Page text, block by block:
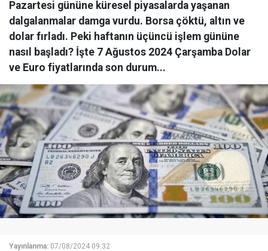
Pazartesi gününe küresel piyasalarda yaşanan
dalgalanmalar damga vurdu. Borsa çöktü, altın ve
dolar fırladı. Peki haftanın üçüncü işlem gününe
nasıl başladı? İşte 7 Ağustos 2024 Çarşamba Dolar
ve Euro fiyatlarında son durum...
Yayınlanma: 07/08/2024 09:32